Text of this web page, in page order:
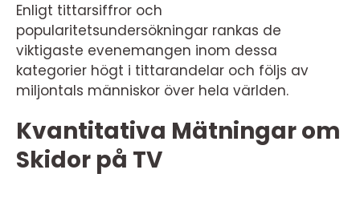
Enligt tittarsiffror och
popularitetsundersökningar rankas de
viktigaste evenemangen inom dessa
kategorier högt i tittarandelar och följs av
miljontals människor över hela världen.
Kvantitativa Mätningar om
Skidor på TV